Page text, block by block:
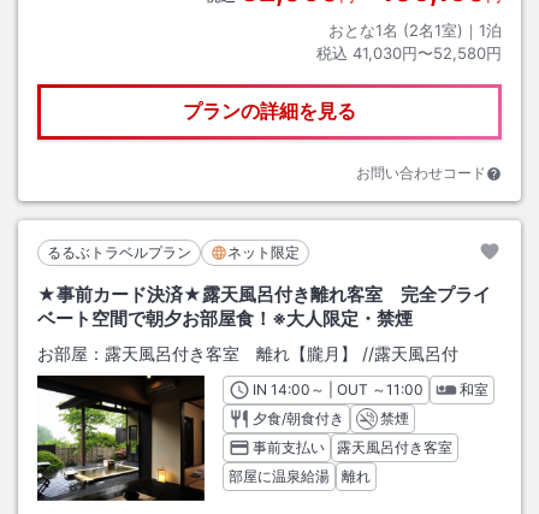
おとな1名 (2名1室)｜ 1泊
税込 41,030円〜52,580円
プランの詳細を見る
お問い合わせコード
るるぶトラベルプラン ネット限定
★事前カード決済★露天風呂付き離れ客室 完全プライ
ベート空間で朝夕お部屋食！※大人限定・禁煙
お部屋： 露天風呂付き客室 離れ【朧月】 //露天風呂付
INチェックイン
14:00 ～ | OUT チェックアウト
～11:00
和室
夕食/朝食付き
禁煙
事前支払い
露天風呂付き客室
部屋に温泉給湯
離れ